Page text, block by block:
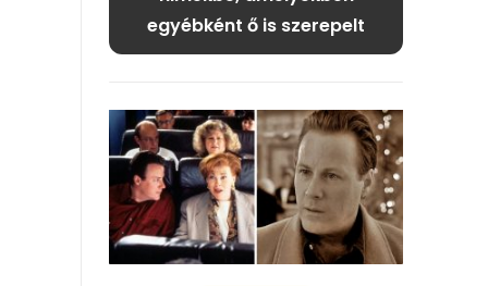
egyébként ő is szerepelt